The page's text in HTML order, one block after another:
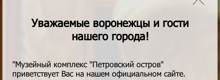
Уважаемые воронежцы и гости
нашего города!
"Музейный комплекс "Петровский остров"
приветствует Вас на нашем официальном сайте.